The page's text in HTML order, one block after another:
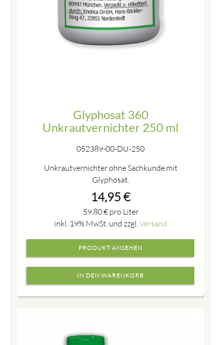
Glyphosat 360
Unkrautvernichter 250 ml
052389-00-DU-250
Unkrautvernichter ohne Sachkunde mit
Glyphosat.
14,95 €
59,80€pro Liter
inkl. 19% MwSt. und zzgl.Versand
PRODUKT ANSEHEN